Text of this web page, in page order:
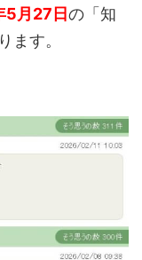
5月27日の「知
ます。